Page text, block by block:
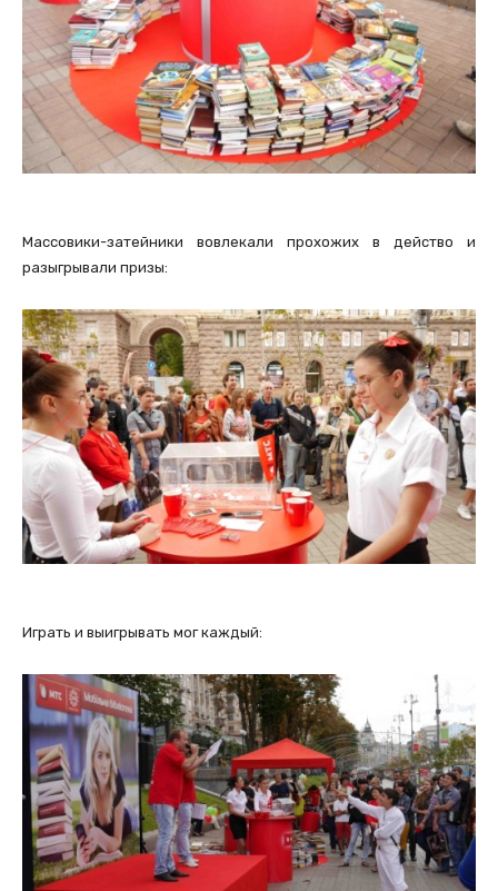
Массовики-затейники вовлекали прохожих в действо и
разыгрывали призы:
Играть и выигрывать мог каждый: